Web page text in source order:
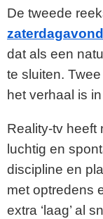
De tweede
zaterdagavond
dat als een
te sluiten.
het verhaal is
Reality-tv heeft
luchtig en
discipline en
met optredens
extra ‘laag’ al